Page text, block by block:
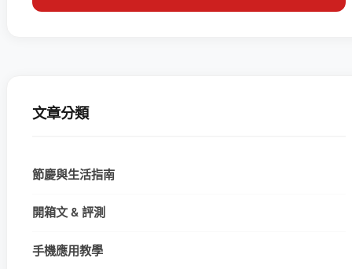
文章分類
節慶與生活指南
開箱文 & 評測
手機應用教學